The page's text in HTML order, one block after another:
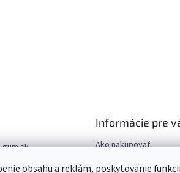
obsahu a reklám, poskytovanie
gum.sk
907 970
Informácie pre
Ako nakupovať